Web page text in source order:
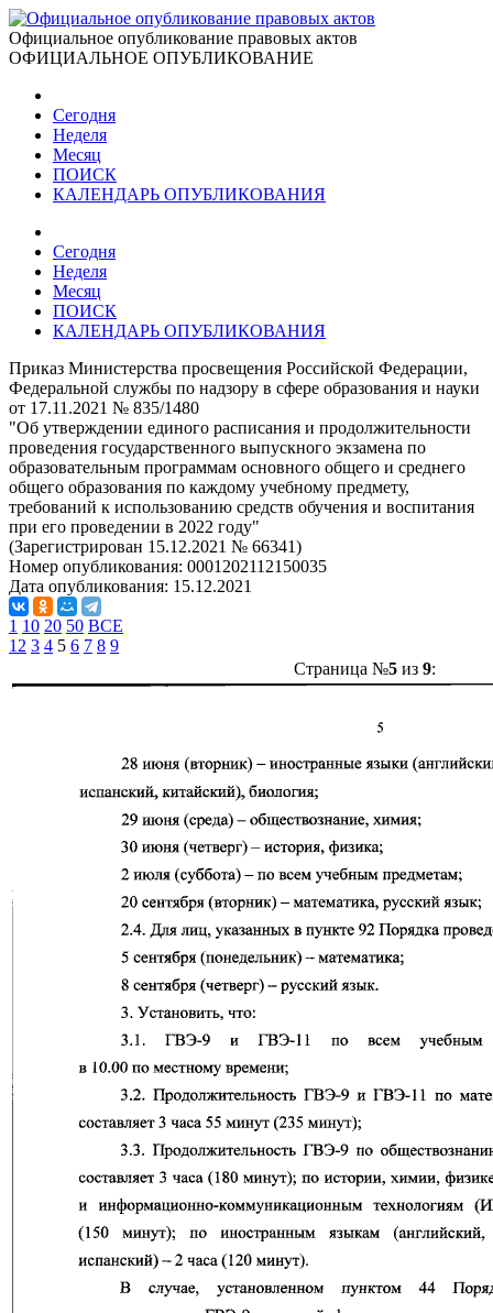
Официальное опубликование правовых актов
ОФИЦИАЛЬНОЕ ОПУБЛИКОВАНИЕ
Сегодня
Неделя
Месяц
ПОИСК
КАЛЕНДАРЬ ОПУБЛИКОВАНИЯ
Сегодня
Неделя
Месяц
ПОИСК
КАЛЕНДАРЬ ОПУБЛИКОВАНИЯ
Приказ Министерства просвещения Российской Федерации,
Федеральной службы по надзору в сфере образования и науки
от 17.11.2021 № 835/1480
"Об утверждении единого расписания и продолжительности
проведения государственного выпускного экзамена по
образовательным программам основного общего и среднего
общего образования по каждому учебному предмету,
требований к использованию средств обучения и воспитания
при его проведении в 2022 году"
(Зарегистрирован 15.12.2021 № 66341)
Номер опубликования: 0001202112150035
Дата опубликования: 15.12.2021
1 10 20 50 ВСЕ
1 2 3 4 5 6 7 8 9
Страница №5из 9: